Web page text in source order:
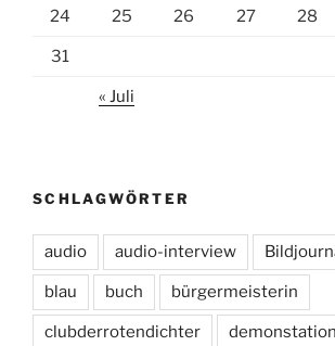
24 25 26 27 28
31
« Juli
SCHLAGWÖRTER
audio audio-interview
blau buch bürgermeisterin
clubderrotendichter demonstation